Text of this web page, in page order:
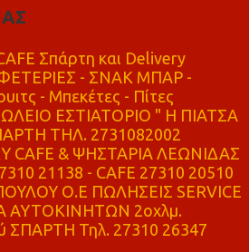
Σπάρτη και Delivery
- ΣΝΑΚ ΜΠΑΡ -
- Μπεκέτες - Πίτες
ΕΣΤΙΑΤΟΡΙΟ " Η ΠΙΑΤΣΑ
ΤΗΛ. 2731082002
CAFE & ΨΗΣΤΑΡΙΑ ΛΕΩΝΙΔΑΣ
21138 - CAFE 27310 20510
Ο.Ε ΠΩΛΗΣΕΙΣ SERVICE
ΑΥΤΟΚΙΝΗΤΩΝ 2οχλμ.
ΣΠΑΡΤΗ Τηλ. 27310 26347